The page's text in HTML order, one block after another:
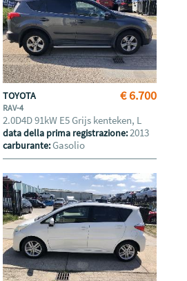
€ 6.700
TOYOTA
RAV-4
2.0D4D 91kW E5 Grijs kenteken, L
data della prima registrazione:2013
carburante:Gasolio